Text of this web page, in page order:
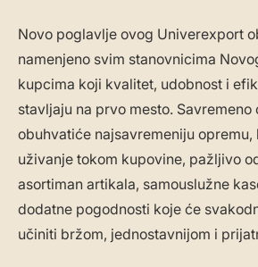
Novo poglavlje ovog Univerexport
namenjeno svim stanovnicima
kupcima koji kvalitet, udobnost i
stavljaju na prvo mesto.
obuhvatiće najsavremeniju opremu,
uživanje tokom kupovine, pažljivo
asortiman artikala, samouslužne
dodatne pogodnosti koje će
učiniti bržom, jednostavnijom i